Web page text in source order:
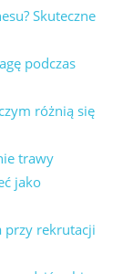
Skuteczne
podczas
różnią się
trawy
jako
przy rekrutacji